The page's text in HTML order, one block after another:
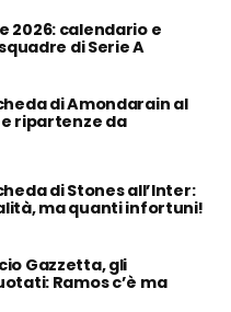
2026: calendario e
di Serie A
di Amondarain al
ripartenze da
di Stones all’Inter:
ma quanti infortuni!
Gazzetta, gli
Ramos c’è ma